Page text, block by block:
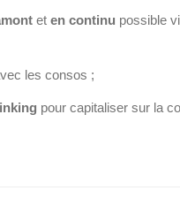
eten continu possible
les consos ;
pour capitaliser sur la